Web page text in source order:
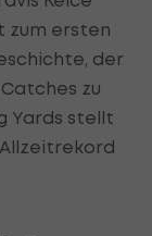
zum ersten
der
zu
Yards stellt